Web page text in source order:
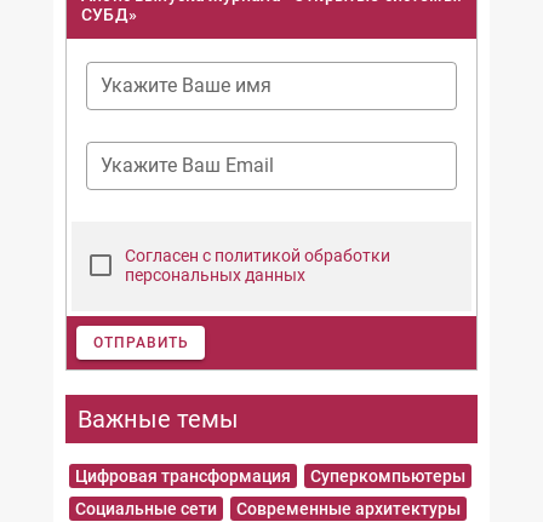
СУБД»
Укажите Ваше имя
Укажите Ваш Email
Согласен с политикой обработки
персональных данных
ОТПРАВИТЬ
Важные темы
Цифровая трансформация
Суперкомпьютеры
Социальные сети
Современные архитектуры